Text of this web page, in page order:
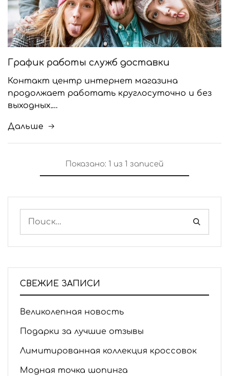
График работы служб доставки
Контакт центр интернет магазина
продолжает работать круглосуточно и без
выходных.…
Дальше
Показано: 1 из 1 записей
СВЕЖИЕ ЗАПИСИ
Великолепная новость
Подарки за лучшие отзывы
Лимитированная коллекция кроссовок
Модная точка шопинга